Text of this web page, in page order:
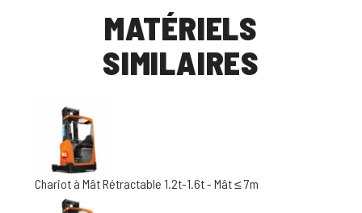
MATÉRIELS
SIMILAIRES
Chariot à Mât Rétractable 1.2t-1.6t - Mât ≤ 7m